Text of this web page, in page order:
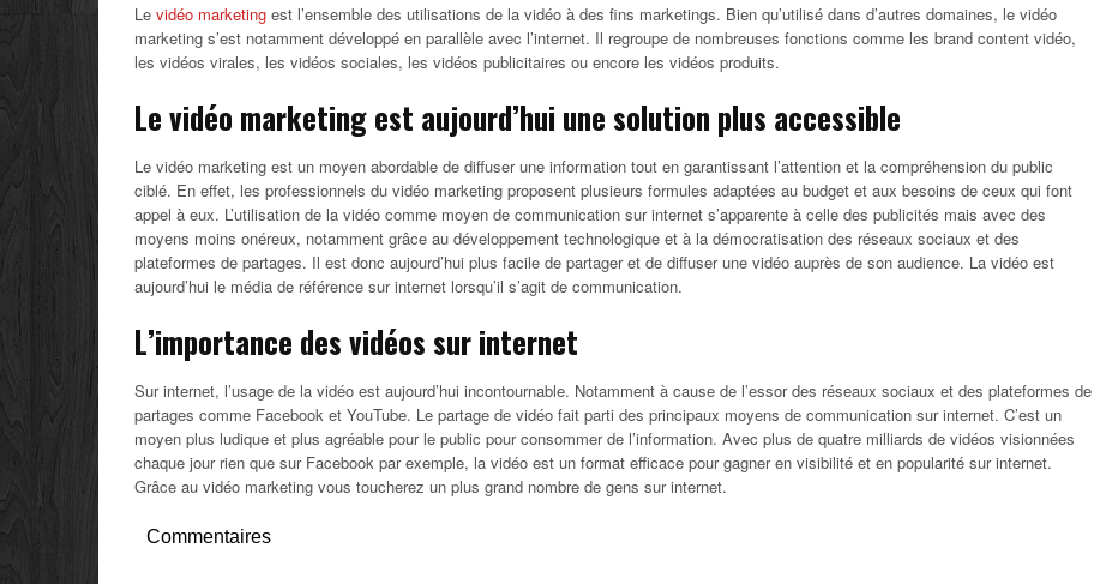
Le vidéo marketing est l’ensemble des utilisations de la vidéo à des fins marketings. Bien qu’utilisé dans d’autres domaines, le vidéo
marketing s’est notamment développé en parallèle avec l’internet. Il regroupe de nombreuses fonctions comme les brand content vidéo,
les vidéos virales, les vidéos sociales, les vidéos publicitaires ou encore les vidéos produits.
Le vidéo marketing est aujourd’hui une solution plus accessible
Le vidéo marketing est un moyen abordable de diffuser une information tout en garantissant l’attention et la compréhension du public
ciblé. En effet, les professionnels du vidéo marketing proposent plusieurs formules adaptées au budget et aux besoins de ceux qui font
appel à eux. L’utilisation de la vidéo comme moyen de communication sur internet s’apparente à celle des publicités mais avec des
moyens moins onéreux, notamment grâce au développement technologique et à la démocratisation des réseaux sociaux et des
plateformes de partages. Il est donc aujourd’hui plus facile de partager et de diffuser une vidéo auprès de son audience. La vidéo est
aujourd’hui le média de référence sur internet lorsqu’il s’agit de communication.
L’importance des vidéos sur internet
Sur internet, l’usage de la vidéo est aujourd’hui incontournable. Notamment à cause de l’essor des réseaux sociaux et des plateformes de
partages comme Facebook et YouTube. Le partage de vidéo fait parti des principaux moyens de communication sur internet. C’est un
moyen plus ludique et plus agréable pour le public pour consommer de l’information. Avec plus de quatre milliards de vidéos visionnées
chaque jour rien que sur Facebook par exemple, la vidéo est un format efficace pour gagner en visibilité et en popularité sur internet.
Grâce au vidéo marketing vous toucherez un plus grand nombre de gens sur internet.
Commentaires